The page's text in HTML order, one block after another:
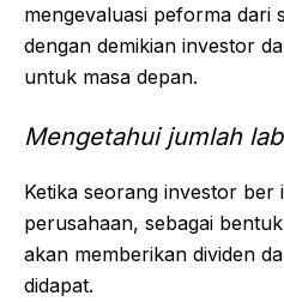
mengevaluasi peforma dari
dengan demikian investor
untuk masa depan.
Mengetahui jumlah
Ketika seorang investor ber
perusahaan, sebagai
akan memberikan dividen
didapat.